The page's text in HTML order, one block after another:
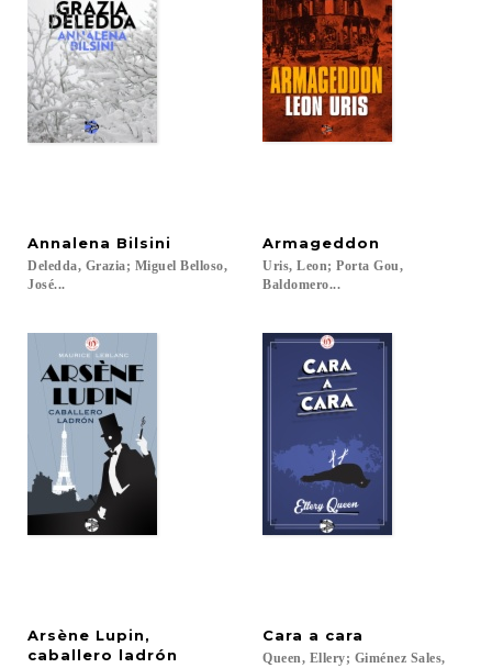
Annalena Bilsini
Deledda, Grazia; Miguel Belloso,
José...
Armageddon
Uris, Leon; Porta Gou,
Baldomero...
Arsène Lupin,
caballero ladrón
Cara a cara
Queen, Ellery; Giménez Sales,